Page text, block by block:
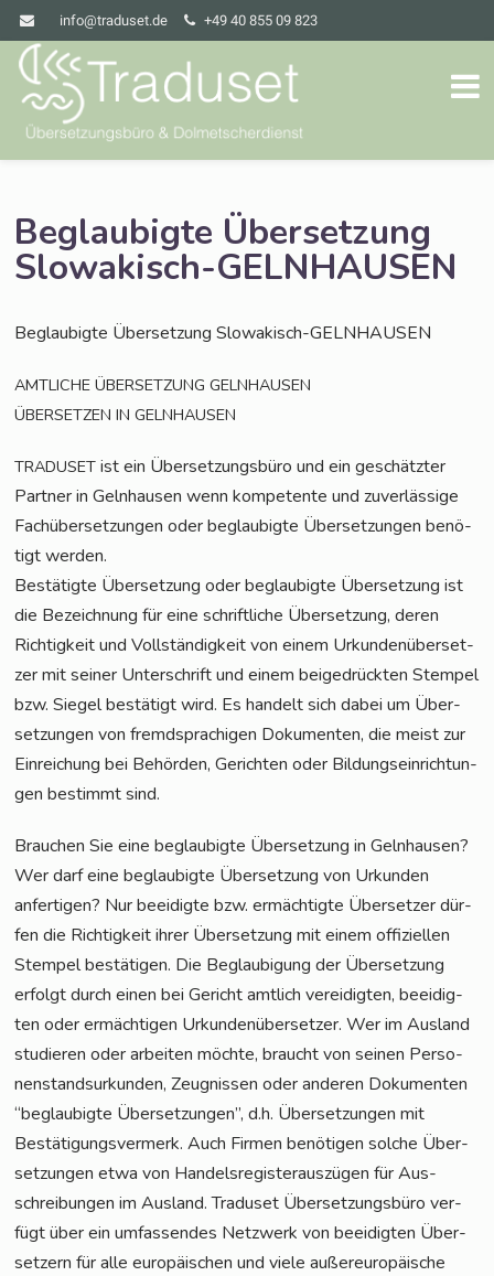
info@traduset.de +49 40 855 09 823
Beglaubigte Übersetzung
Slowakisch-GELNHAUSEN
Beglau­big­te Über­set­zung Slowakisch-GELNHAUSEN
AMTLICHE ÜBERSETZUNG GELNHAUSEN
ÜBERSETZEN IN GELNHAUSEN
TRADUSET ist ein Über­set­zungs­bü­ro und ein geschätz­ter
Part­ner in Geln­hau­sen wenn kom­pe­ten­te und zuver­läs­si­ge
Fach­über­set­zun­gen oder beglau­big­te Über­set­zun­gen benö­
tigt werden.
Bestä­tig­te Über­set­zung oder beglau­big­te Über­set­zung ist
die Bezeich­nung für eine schrift­li­che Über­set­zung, deren
Rich­tig­keit und Voll­stän­dig­keit von einem Urkun­den­über­set­
zer mit sei­ner Unter­schrift und einem bei­gedrück­ten Stem­pel
bzw. Sie­gel bestä­tigt wird. Es han­delt sich dabei um Über­
set­zun­gen von fremd­spra­chi­gen Doku­men­ten, die meist zur
Ein­rei­chung bei Behör­den, Gerich­ten oder Bil­dungs­ein­rich­tun­
gen bestimmt sind.
Brau­chen Sie eine beglau­big­te Über­set­zung in Geln­hau­sen?
Wer darf eine beglau­big­te Über­set­zung von Urkun­den
anfer­ti­gen? Nur beei­dig­te bzw. ermäch­tig­te Über­set­zer dür­
fen die Rich­tig­keit ihrer Über­set­zung mit einem offi­zi­el­len
Stem­pel bestä­ti­gen. Die Beglau­bi­gung der Über­set­zung
erfolgt durch einen bei Gericht amt­lich ver­ei­dig­ten, beei­dig­
ten oder ermäch­ti­gen Urkun­den­über­set­zer. Wer im Aus­land
stu­die­ren oder arbei­ten möch­te, braucht von sei­nen Per­so­
nen­stand­sur­kun­den, Zeug­nis­sen oder ande­ren Doku­men­ten
“beglau­big­te Über­set­zun­gen”, d.h. Über­set­zun­gen mit
Bestä­ti­gungs­ver­merk. Auch Fir­men benö­ti­gen sol­che Über­
set­zun­gen etwa von Han­dels­re­gis­ter­aus­zü­gen für Aus­
schrei­bun­gen im Aus­land. Tra­du­set Über­set­zungs­bü­ro ver­
fügt über ein umfas­sen­des Netz­werk von beei­dig­ten Über­
set­zern für alle euro­päi­schen und vie­le außer­eu­ro­päi­sche